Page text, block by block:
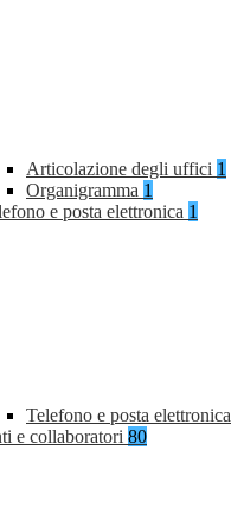
Articolazione degli uffici 1
Organigramma 1
e posta elettronica 1
Telefono e posta elettronica
e collaboratori 80